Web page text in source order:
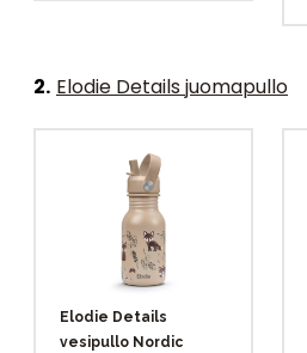
2. Elodie Details juomapullo
Elodie Details
vesipullo Nordic